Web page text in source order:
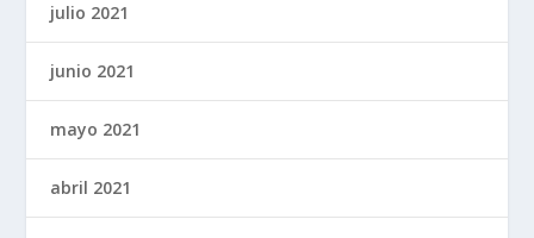
julio 2021
junio 2021
mayo 2021
abril 2021